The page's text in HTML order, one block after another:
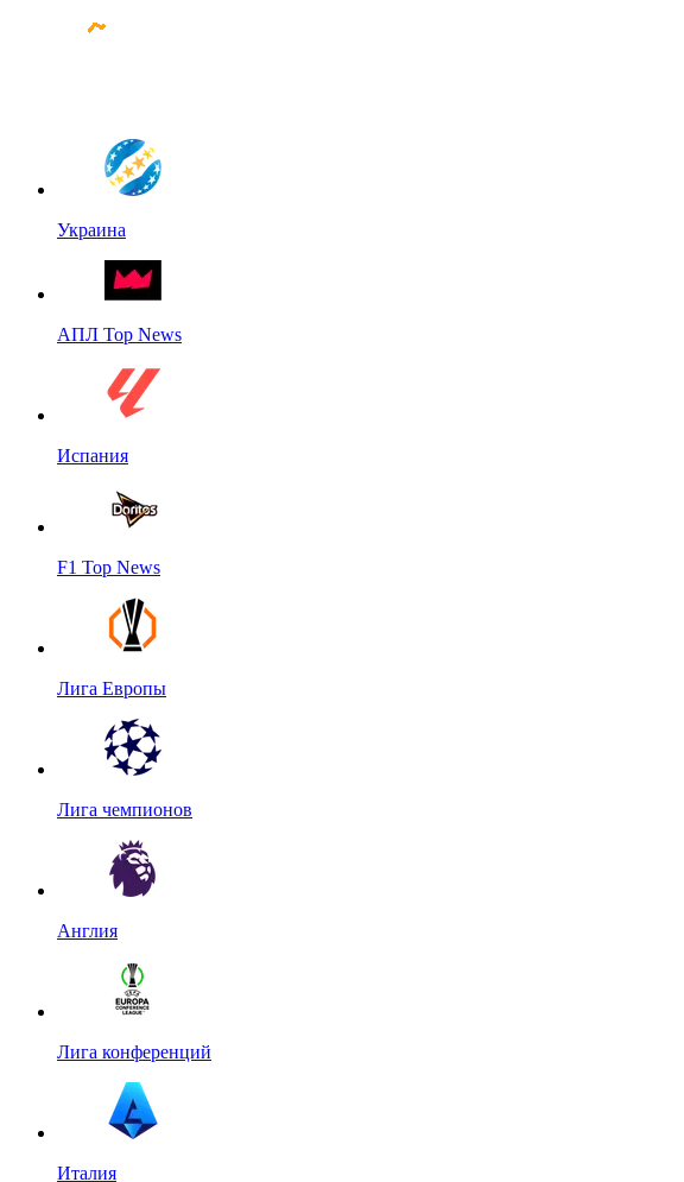
Украина
АПЛ Top News
Испания
F1 Top News
Лига Европы
Лига чемпионов
Англия
Лига конференций
Италия